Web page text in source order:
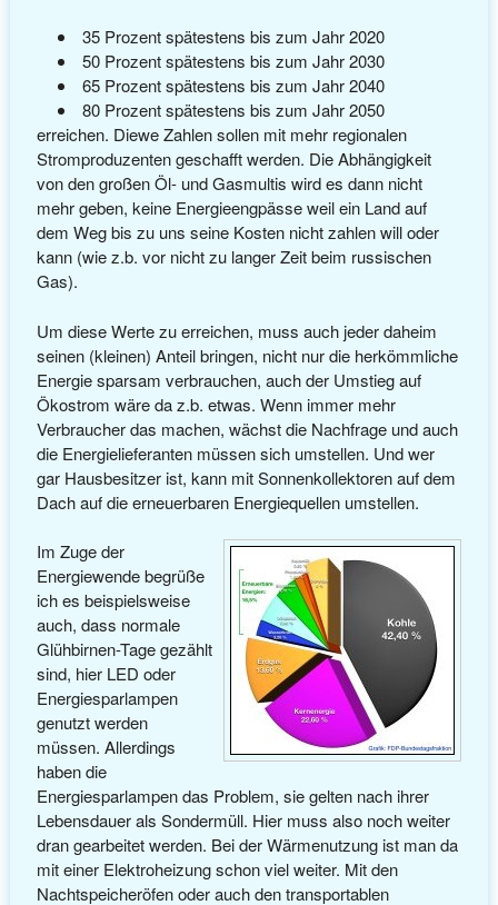
35 Prozent spätestens bis zum Jahr 2020
50 Prozent spätestens bis zum Jahr 2030
65 Prozent spätestens bis zum Jahr 2040
80 Prozent spätestens bis zum Jahr 2050
erreichen. Diewe Zahlen sollen mit mehr regionalen
Stromproduzenten geschafft werden. Die Abhängigkeit
von den großen Öl- und Gasmultis wird es dann nicht
mehr geben, keine Energieengpässe weil ein Land auf
dem Weg bis zu uns seine Kosten nicht zahlen will oder
kann (wie z.b. vor nicht zu langer Zeit beim russischen
Gas).
Um diese Werte zu erreichen, muss auch jeder daheim
seinen (kleinen) Anteil bringen, nicht nur die herkömmliche
Energie sparsam verbrauchen, auch der Umstieg auf
Ökostrom wäre da z.b. etwas. Wenn immer mehr
Verbraucher das machen, wächst die Nachfrage und auch
die Energielieferanten müssen sich umstellen. Und wer
gar Hausbesitzer ist, kann mit Sonnenkollektoren auf dem
Dach auf die erneuerbaren Energiequellen umstellen.
Im Zuge der
Energiewende begrüße
ich es beispielsweise
auch, dass normale
Glühbirnen-Tage gezählt
sind, hier LED oder
Energiesparlampen
genutzt werden
müssen. Allerdings
haben die
Energiesparlampen das Problem, sie gelten nach ihrer
Lebensdauer als Sondermüll. Hier muss also noch weiter
dran gearbeitet werden. Bei der Wärmenutzung ist man da
mit einer Elektroheizung schon viel weiter. Mit den
Nachtspeicheröfen oder auch den transportablen